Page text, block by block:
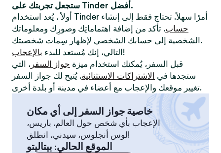
ستجعل تجربتك على Tinder أفضل.
أولاً ، يُعد استخدام Tinder أمرًا سهلاً. تحتاج فقط إلى إنشاء
حساب. تأكد من إضافة اهتماماتِك وصورِك ومعلوماتك
الشخصية إلى حسابك الشخصي لإظهار سِمات شخصيتك.
التالي، إنك مُستعد للبدء بالإعجاب
!
قبل السفر، يُمكنك استخدام ميزة جواز السفر ، التي
ستجدها في الاشتراكات الاستثنائية. يُتيح لك جواز السفر
تغيير موقعك والإعجاب مع أعضاء في مدينة أو بلدة أخرى.
خاصية جواز السفر إلى أي مكان
الإعجاب بأي شخص حول العالم. باريس،
لوس أنجلوس، سيدني، انطلق!
الموقع الحالي: بيتاليتو